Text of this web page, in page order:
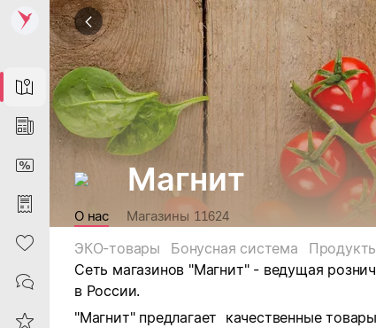
Map
News
DiscountCard
Purchases
Heart
Contacts
Reviews
Магнит
О нас Магазины 11624
ЭКО-товары Бонусная система
Сеть магазинов "Магнит" - ведущая
в России.
"Магнит" предлагает качественные